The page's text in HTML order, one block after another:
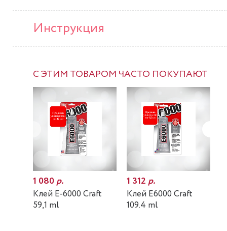
Инструкция
С ЭТИМ ТОВАРОМ ЧАСТО ПОКУПАЮТ
1 080р.
Клей E-6000 Craft
59,1 ml
1 312р.
Клей E6000 Craft
109.4 ml